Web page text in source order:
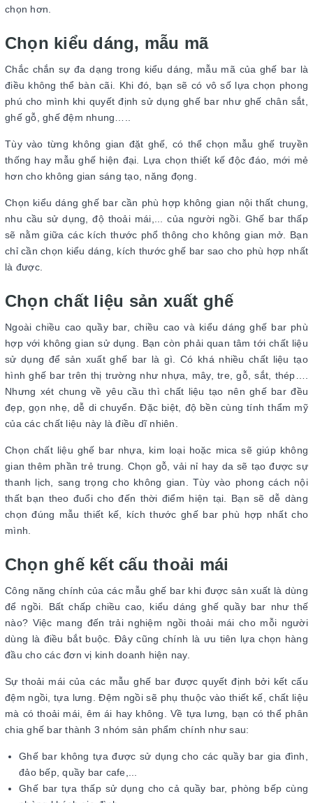
chọn hơn.
Chọn kiểu dáng, mẫu mã
Chắc chắn sự đa dạng trong kiểu dáng, mẫu mã của ghế bar là
điều không thể bàn cãi. Khi đó, bạn sẽ có vô số lựa chọn phong
phú cho mình khi quyết định sử dụng ghế bar như ghế chân sắt,
ghế gỗ, ghế đệm nhung…..
Tùy vào từng không gian đặt ghế, có thể chọn mẫu ghế truyền
thống hay mẫu ghế hiện đại. Lựa chọn thiết kế độc đáo, mới mẻ
hơn cho không gian sáng tạo, năng đọng.
Chọn kiểu dáng ghế bar cần phù hợp không gian nội thất chung,
nhu cầu sử dụng, độ thoải mái,... của người ngồi. Ghế bar thấp
sẽ nằm giữa các kích thước phổ thông cho không gian mở. Bạn
chỉ cần chọn kiểu dáng, kích thước ghế bar sao cho phù hợp nhất
là được.
Chọn chất liệu sản xuất ghế
Ngoài chiều cao quầy bar, chiều cao và kiểu dáng ghế bar phù
hợp với không gian sử dụng. Bạn còn phải quan tâm tới chất liệu
sử dụng để sản xuất ghế bar là gì. Có khá nhiều chất liệu tạo
hình ghế bar trên thị trường như nhựa, mây, tre, gỗ, sắt, thép….
Nhưng xét chung về yêu cầu thì chất liệu tạo nên ghế bar đều
đẹp, gọn nhẹ, dễ di chuyển. Đặc biệt, độ bền cùng tính thẩm mỹ
của các chất liệu này là điều dĩ nhiên.
Chọn chất liệu ghế bar nhựa, kim loại hoặc mica sẽ giúp không
gian thêm phần trẻ trung. Chọn gỗ, vải nỉ hay da sẽ tạo được sự
thanh lịch, sang trọng cho không gian. Tùy vào phong cách nội
thất bạn theo đuổi cho đến thời điểm hiện tại. Bạn sẽ dễ dàng
chọn đúng mẫu thiết kế, kích thước ghế bar phù hợp nhất cho
mình.
Chọn ghế kết cấu thoải mái
Công năng chính của các mẫu ghế bar khi được sản xuất là dùng
để ngồi. Bất chấp chiều cao, kiểu dáng ghế quầy bar như thế
nào? Việc mang đến trải nghiệm ngồi thoải mái cho mỗi người
dùng là điều bắt buộc. Đây cũng chính là ưu tiên lựa chọn hàng
đầu cho các đơn vị kinh doanh hiện nay.
Sự thoải mái của các mẫu ghế bar được quyết định bởi kết cấu
đệm ngồi, tựa lưng. Đệm ngồi sẽ phụ thuộc vào thiết kế, chất liệu
mà có thoải mái, êm ái hay không. Về tựa lưng, bạn có thể phân
chia ghế bar thành 3 nhóm sản phẩm chính như sau:
Ghế bar không tựa được sử dụng cho các quầy bar gia đình,
đảo bếp, quầy bar cafe,...
Ghế bar tựa thấp sử dụng cho cả quầy bar, phòng bếp cùng